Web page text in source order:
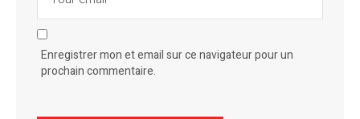
Enregistrer mon et email sur ce navigateur pour un
prochain commentaire.